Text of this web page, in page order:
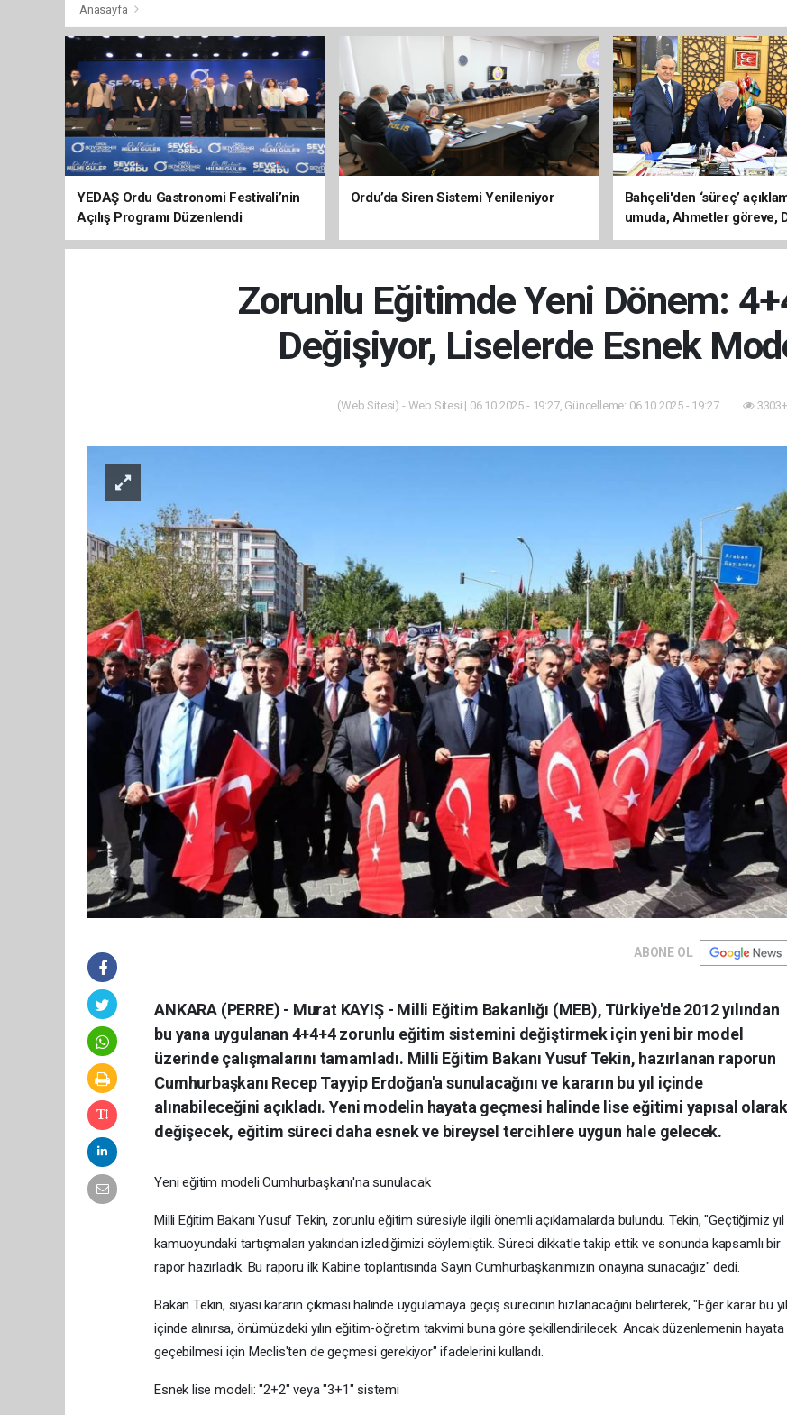
Anasayfa
YEDAŞ Ordu Gastronomi Festivali’nin
Açılış Programı Düzenlendi
Ordu’da Siren Sistemi Yenileniyor
Bahçeli'den ‘süreç’
umuda, Ahmetler göreve,
evine dönmeli’
Zorunlu Eğitimde Yeni Dönem:
Değişiyor, Liselerde Esnek
(Web Sitesi) - Web Sitesi | 06.10.2025 - 19:27, Güncelleme: 06.10.2025 - 19:27
ABONE OL
ANKARA (PERRE) - Murat KAYIŞ - Milli Eğitim Bakanlığı (MEB), Türkiye'de 2012 yılından
bu yana uygulanan 4+4+4 zorunlu eğitim sistemini değiştirmek için yeni bir model
üzerinde çalışmalarını tamamladı. Milli Eğitim Bakanı Yusuf Tekin, hazırlanan raporun
Cumhurbaşkanı Recep Tayyip Erdoğan'a sunulacağını ve kararın bu yıl içinde
alınabileceğini açıkladı. Yeni modelin hayata geçmesi halinde lise eğitimi yapısal olarak
değişecek, eğitim süreci daha esnek ve bireysel tercihlere uygun hale gelecek.
Yeni eğitim modeli Cumhurbaşkanı'na sunulacak
Milli Eğitim Bakanı Yusuf Tekin, zorunlu eğitim süresiyle ilgili önemli açıklamalarda bulundu. Tekin, "Geçtiğimiz yıl
kamuoyundaki tartışmaları yakından izlediğimizi söylemiştik. Süreci dikkatle takip ettik ve sonunda kapsamlı bir
rapor hazırladık. Bu raporu ilk Kabine toplantısında Sayın Cumhurbaşkanımızın onayına sunacağız" dedi.
Bakan Tekin, siyasi kararın çıkması halinde uygulamaya geçiş sürecinin hızlanacağını belirterek, "Eğer karar bu yıl
içinde alınırsa, önümüzdeki yılın eğitim-öğretim takvimi buna göre şekillendirilecek. Ancak düzenlemenin hayata
geçebilmesi için Meclis'ten de geçmesi gerekiyor" ifadelerini kullandı.
Esnek lise modeli: "2+2" veya "3+1" sistemi